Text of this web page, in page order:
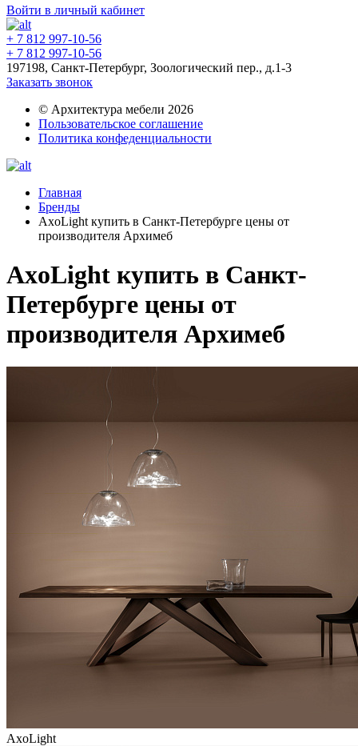
Войти в личный кабинет
+ 7 812 997-10-56
+ 7 812 997-10-56
197198, Санкт-Петербург, Зоологический пер., д.1-3
Заказать звонок
© Архитектура мебели 2026
Пользовательское соглашение
Политика конфеденциальности
Главная
Бренды
AxoLight купить в Санкт-Петербурге цены от
производителя Архимеб
AxoLight купить в Санкт-
Петербурге цены от
производителя Архимеб
AxoLight